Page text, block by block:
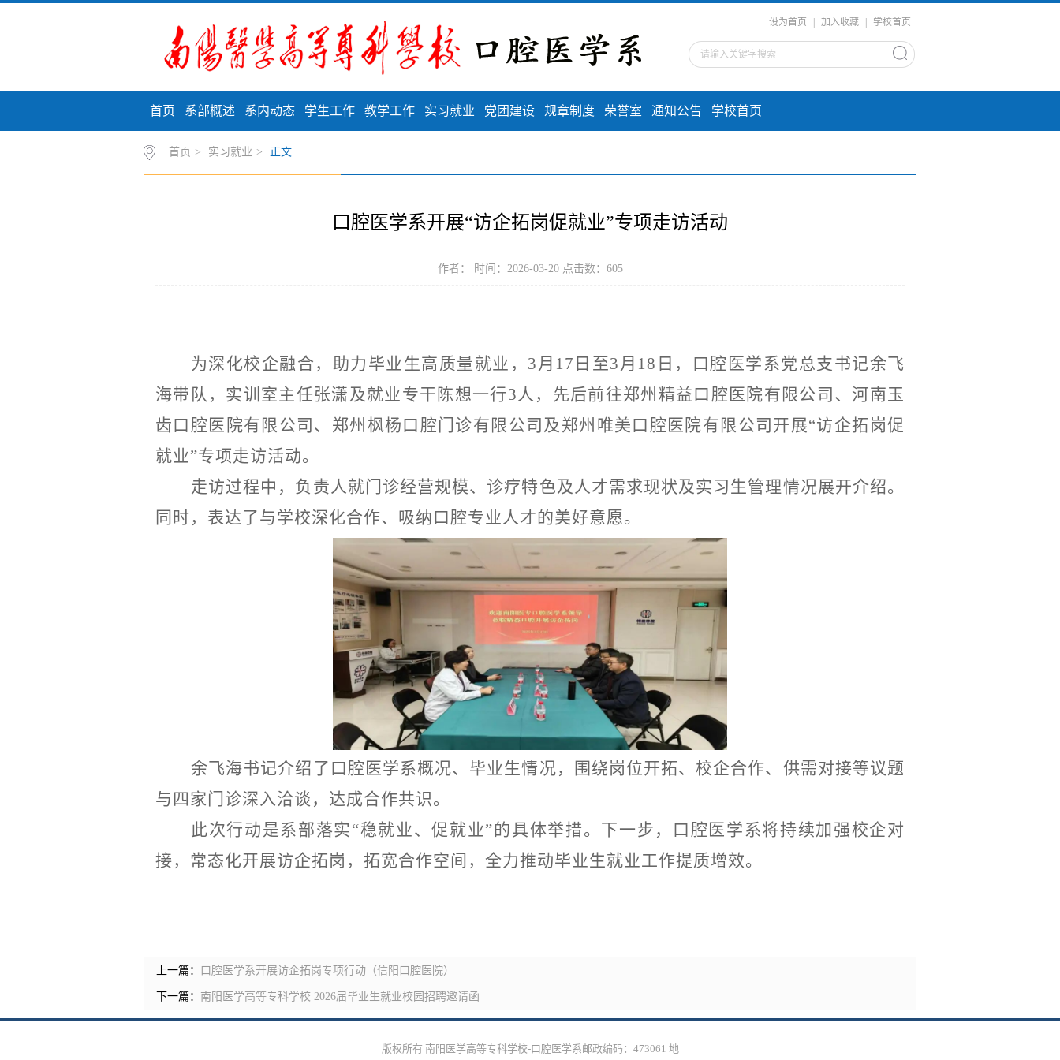
设为首页 加入收藏 学校首页
首页 系部概述 系内动态 学生工作 教学工作 实习就业 党团建设 规章制度 荣誉室 通知公告 学校首页
首页 > 实习就业 > 正文
口腔医学系开展“访企拓岗促就业”专项走访活动
作者： 时间：2026-03-20 点击数： 605
为深化校企融合 ， 助力毕业生高质量就业， 3月17日 至3月18日，口腔医学系党总支书记余飞
海带队，实训室主任张潇及就业专干陈想一行3人，先后前往郑州精益口腔医院有限公司、河南玉
齿口腔医院有限公司、郑州枫杨口腔门诊有限公司及郑州唯美口腔医院有限公司开展“访企拓岗促
就业”专项走访活动。
走访过程中 ，负责人就门诊经营规模、诊疗特色及人才需求现状及实习生管理情况展开介绍。
同时， 表达了与学校深化合作、吸纳口腔专业人才的美好意愿。
余飞海书记介绍了口腔医学系概况、毕业生情况，围绕岗位开拓、校企合作、供需对接等议题
与四家门诊深入洽谈，达成合作共识。
此次行动是系部落实“稳就业、促就业”的具体举措。下一步，口腔医学系将持续加强校企对
接，常态化开展访企拓岗，拓宽合作空间，全力推动毕业生就业工作提质增效。
上一篇： 口腔医学系开展访企拓岗专项行动（信阳口腔医院）
下一篇： 南阳医学高等专科学校 2026届毕业生就业校园招聘邀请函
版权所有 南阳医学高等专科学校-口腔医学系邮政编码：473061 地